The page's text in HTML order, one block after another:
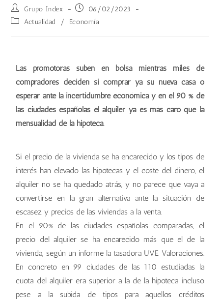
Grupo Index
06/02/2023
Actualidad
/ Economía
Las promotoras suben en bolsa mientras miles de
compradores deciden si comprar ya su nueva casa o
esperar ante la incertidumbre económica y en el 90 % de
las ciudades españolas el alquiler ya es más caro que la
mensualidad de la hipoteca.
Si el precio de la vivienda se ha encarecido y los tipos de
interés han elevado las hipotecas y el coste del dinero, el
alquiler no se ha quedado atrás, y no parece que vaya a
convertirse en la gran alternativa ante la situación de
escasez y precios de las viviendas a la venta.
En el 90% de las ciudades españolas comparadas, el
precio del alquiler se ha encarecido más que el de la
vivienda, según un informe la tasadora UVE Valoraciones.
En concreto en 99 ciudades de las 110 estudiadas la
cuota del alquiler era superior a la de la hipoteca incluso
pese a la subida de tipos para aquellos créditos